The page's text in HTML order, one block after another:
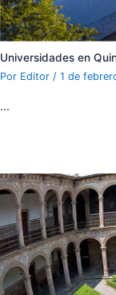
Universidades en
Por Editor / 1 de
…